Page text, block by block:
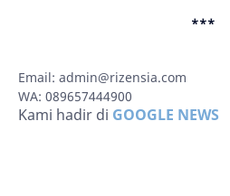
***
Email: admin@rizensia.com
WA: 089657444900
Kami hadir di GOOGLE NEWS